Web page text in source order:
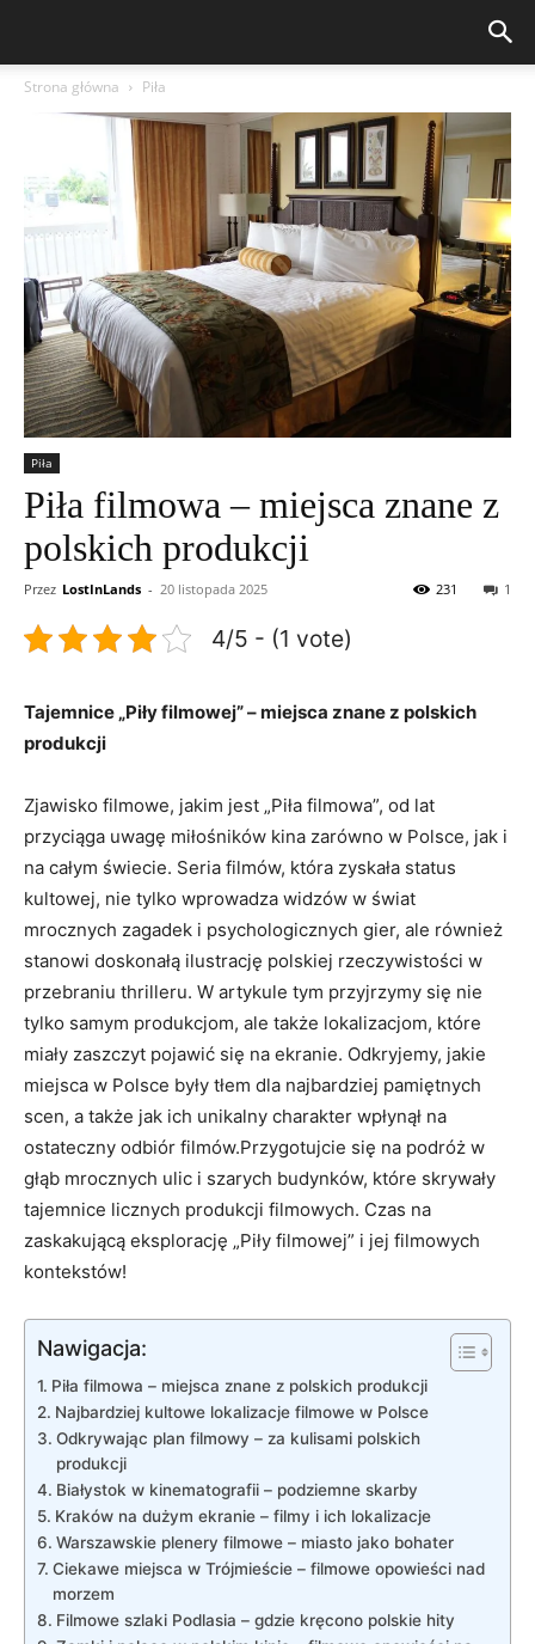
Strona główna Piła
Piła
Piła filmowa – miejsca znane z
polskich produkcji
Przez LostInLands - 20 listopada 2025 1
231
4/5 - (1 vote)
Tajemnice „Piły filmowej” – miejsca znane ⁢z polskich
produkcji
Zjawisko filmowe, jakim jest „Piła filmowa”,‌ od ⁣lat ​
przyciąga​ uwagę miłośników ⁤kina zarówno ⁣w Polsce, ‌jak i
na całym świecie. Seria⁤ filmów, która zyskała status
kultowej,‍ nie ⁣tylko ⁢wprowadza widzów⁣ w świat
mrocznych zagadek i psychologicznych⁤ gier, ale również
stanowi doskonałą ilustrację ‍polskiej rzeczywistości w
przebraniu thrilleru. ⁣W artykule tym przyjrzymy się nie
tylko samym ​produkcjom, ale także lokalizacjom, które
miały zaszczyt pojawić się na ekranie. Odkryjemy, jakie
miejsca ​w Polsce były tłem dla‌ najbardziej pamiętnych
scen, a także jak ich⁣ unikalny charakter wpłynął na
ostateczny odbiór ⁤filmów.Przygotujcie się na‍ podróż​ w
⁢głąb ‍mrocznych ulic i szarych budynków, które skrywały⁣
tajemnice licznych produkcji filmowych.‌ Czas ⁤na⁢
zaskakującą eksplorację „Piły filmowej” i jej filmowych
kontekstów!
Nawigacja:
Piła filmowa – miejsca znane z polskich produkcji
Najbardziej​ kultowe ⁢lokalizacje filmowe w ⁢Polsce
Odkrywając ‍plan filmowy ⁢– za kulisami polskich
produkcji
Białystok w⁢ kinematografii – podziemne skarby
Kraków na dużym ekranie – filmy i⁢ ich⁣ lokalizacje
Warszawskie plenery filmowe – miasto⁤ jako bohater
Ciekawe miejsca w Trójmieście – ‍filmowe opowieści nad
morzem
Filmowe szlaki ‍Podlasia – gdzie kręcono polskie hity